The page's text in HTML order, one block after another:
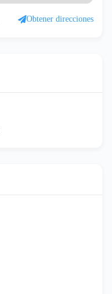
Obtener direcciones